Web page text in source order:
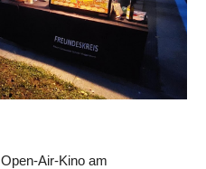
Air-Kino am